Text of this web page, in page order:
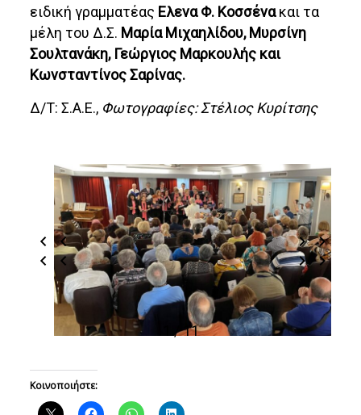
ειδική γραμματέας Ελενα Φ. Κοσσένακαι τα
μέλη του Δ.Σ. Μαρία Μιχαηλίδου, Μυρσίνη
Σουλτανάκη, Γεώργιος Μαρκουλής και
Κωνσταντίνος Σαρίνας.
Δ/Τ: Σ.Α.Ε., Φωτογραφίες: Στέλιος Κυρίτσης
1 / 11
Κοινοποιήστε: